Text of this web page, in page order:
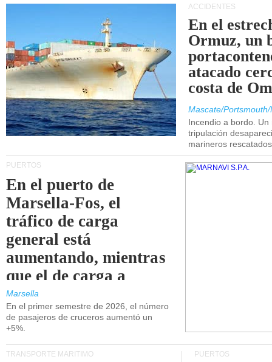
ACCIDENTES
En el
Ormuz, un
atacado
costa de
Mascate/
Incendio a bordo.
tripulación
marineros
PUERTOS
En el puerto de
Marsella-Fos, el
tráfico de carga
general está
aumentando, mientras
que el de carga a
granel está
disminuyendo.
Marsella
En el primer semestre de 2026, el número
de pasajeros de cruceros aumentó un
+5%.
TRANSPORTE MARÍTIMO PUERTOS